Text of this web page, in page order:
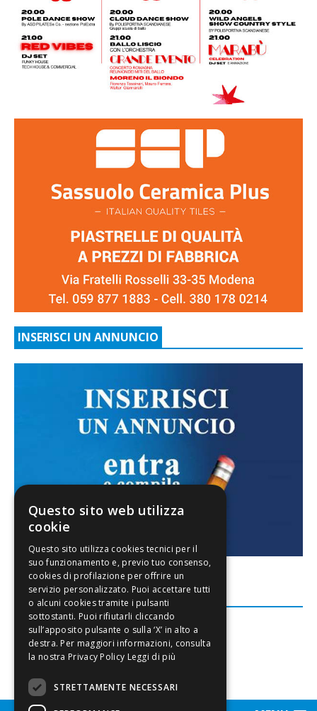
INSERISCI UN ANNUNCIO
FACEBOOK
Questo sito web utilizza
cookie
Leggi di più
STRETTAMENTE NECESSARI